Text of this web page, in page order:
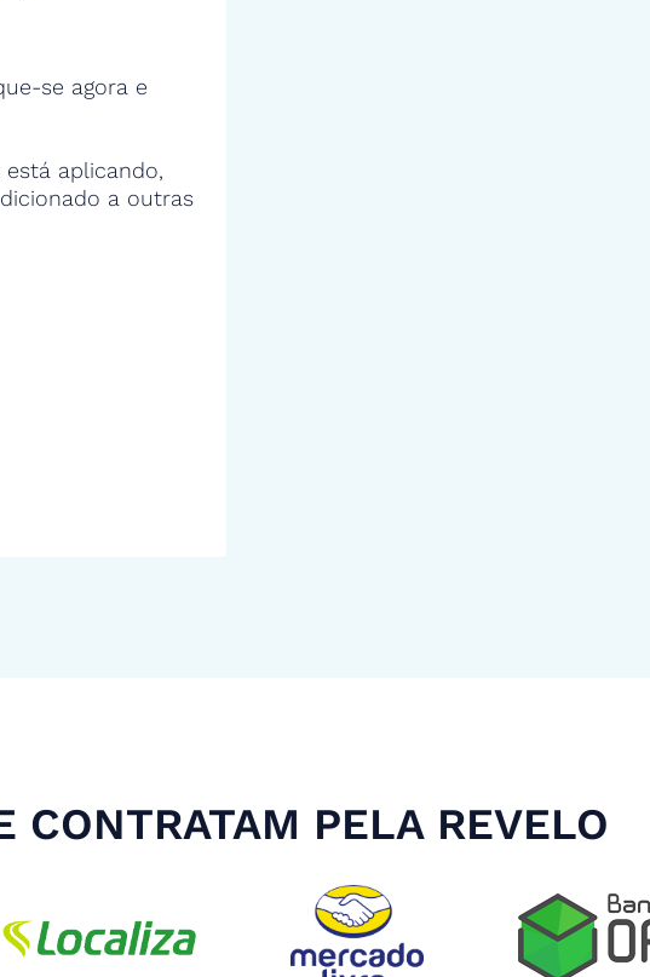
se agora e
aplicando,
a outras
CONTRATAM PELA REVELO